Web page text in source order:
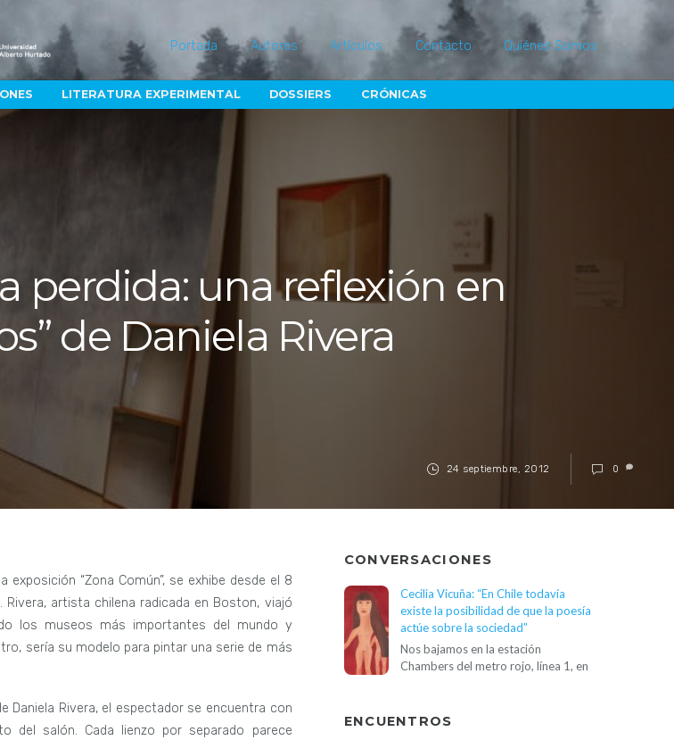
Portada Autores Artículos Contacto Quiénes Somos
LITERATURA EXPERIMENTAL DOSSIERS CRÓNICAS
24 septiembre, 2012
perdida: una reflexión en
de Daniela Rivera
0
exposición “Zona Común”, se exhibe desde el 8
. Rivera, artista chilena radicada en Boston, viajó
los museos más importantes del mundo y
sería su modelo para pintar una serie de más
Daniela Rivera, el espectador se encuentra con
del salón. Cada lienzo por separado parece
CONVERSACIONES
Cecilia Vicuña: “En Chile todavía
existe la posibilidad de que la poesía
actúe sobre la sociedad”
Nos bajamos en la estación
Chambers del metro rojo, línea 1, en
ENCUENTROS